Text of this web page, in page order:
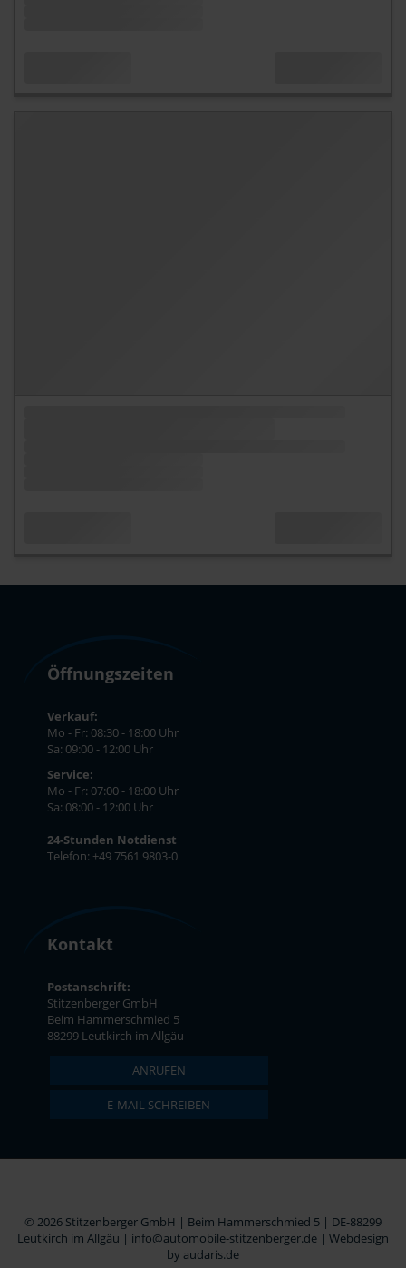
Öffnungszeiten
Verkauf:
Mo - Fr: 08:30 - 18:00 Uhr
Sa: 09:00 - 12:00 Uhr
Service:
Mo - Fr: 07:00 - 18:00 Uhr
Sa: 08:00 - 12:00 Uhr
24-Stunden Notdienst
Telefon: +49 7561 9803-0
Kontakt
Postanschrift:
Stitzenberger GmbH
Beim Hammerschmied 5
88299 Leutkirch im Allgäu
ANRUFEN
E-MAIL SCHREIBEN
© 2026 Stitzenberger GmbH | Beim Hammerschmied 5 | DE-88299
Leutkirch im Allgäu | info@automobile-stitzenberger.de | Webdesign
by audaris.de